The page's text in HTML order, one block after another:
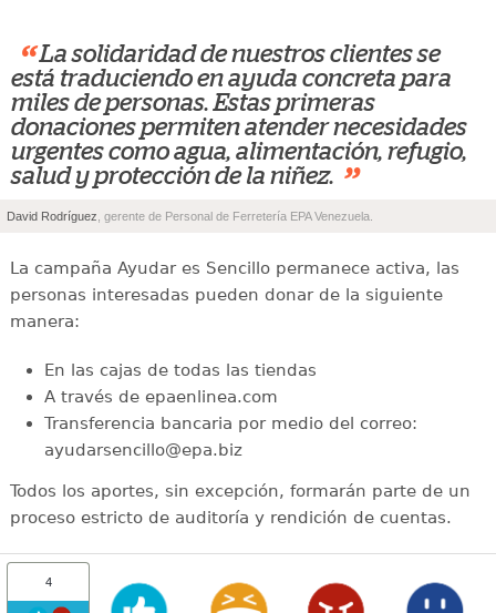
“ La solidaridad de nuestros clientes se
está traduciendo en ayuda concreta para
miles de personas. Estas primeras
donaciones permiten atender necesidades
urgentes como agua, alimentación, refugio,
salud y protección de la niñez. ”
David Rodríguez, gerente de Personal de Ferretería EPA Venezuela.
La campaña Ayudar es Sencillo permanece activa, las
personas interesadas pueden donar de la siguiente
manera:
En las cajas de todas las tiendas
A través de epaenlinea.com
Transferencia bancaria por medio del correo:
ayudarsencillo@epa.biz
Todos los aportes, sin excepción, formarán parte de un
proceso estricto de auditoría y rendición de cuentas.
4